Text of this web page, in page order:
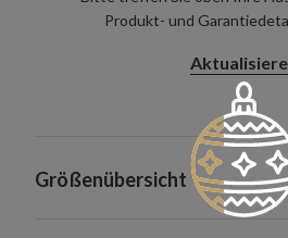
Produkt- und
Größenübersicht